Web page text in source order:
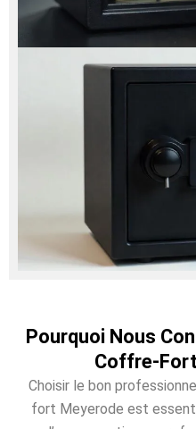
Pourquoi Nous
Coffre-
Choisir le bon
fort Meyerode est